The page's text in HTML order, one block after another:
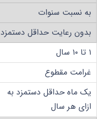
به نسبت سنوات
بدون رعایت حداقل دستمزد
۱ تا ۱۰ سال
غرامت مقطوع
یک ماه حداقل دستمزد به
ازای هر سال